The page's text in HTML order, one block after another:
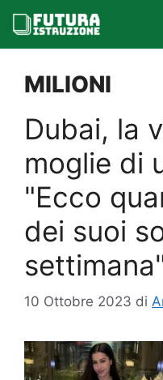
contenuto
MILIONI
Dubai, la
moglie di
"Ecco
dei suoi
10 Ottobre 2023 di